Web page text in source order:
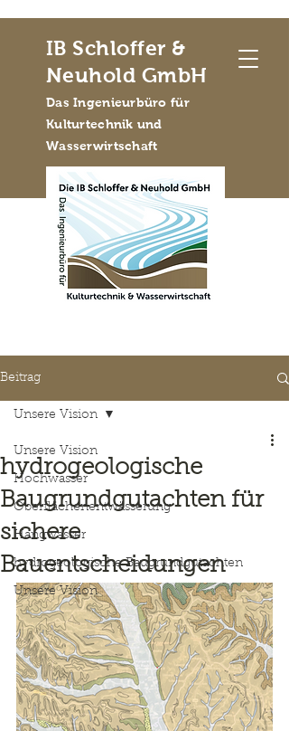
IB Schloffer &
Neuhold GmbH
Das Ingenieurbüro für
Kulturtechnik und
Wasserwirtschaft
Beitrag
Unsere Vision
Hochwasser
Oberflächenentwässerung
Hangwasser
hydrogeologische Baugrundgutachten
Unsere Vision
Unsere Vision
hydrogeologische
Baugrundgutachten für
sichere
Bauentscheidungen